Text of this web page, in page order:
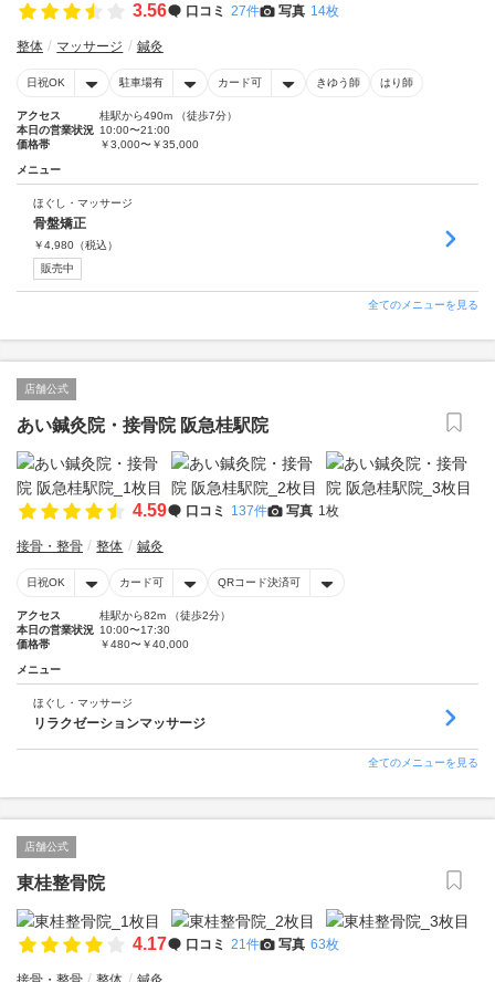
3.56 口コミ 27件 写真 14枚
整体 マッサージ 鍼灸
日祝OK 駐車場有 カード可 きゆう師 はり師
アクセス
桂駅から490m （徒歩7分）
本日の営業状況 10:00〜21:00
価格帯
￥3,000〜￥35,000
メニュー
ほぐし・マッサージ
骨盤矯正
￥4,980 （税込）
販売中
全てのメニューを見る
店舗公式
あい鍼灸院・接骨院 阪急桂駅院
4.59 口コミ 137件 写真 1枚
接骨・整骨 整体 鍼灸
日祝OK カード可 QRコード決済可
アクセス
桂駅から82m （徒歩2分）
本日の営業状況 10:00〜17:30
価格帯
￥480〜￥40,000
メニュー
ほぐし・マッサージ
リラクゼーションマッサージ
全てのメニューを見る
店舗公式
東桂整骨院
4.17 口コミ 21件 写真 63枚